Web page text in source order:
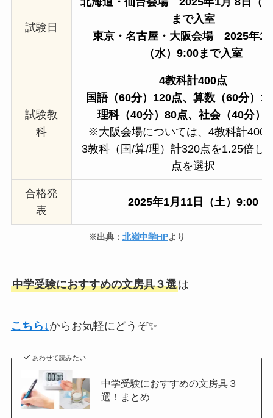
試験日
まで入室
東京・名古屋・大阪会場
2025年1
（水）9:00まで入室
試験教
科
4教科計400点
国語（60分）120点、算数（60分）
理科（40分）80点、社会（40分）
※大阪会場については、4教科計400
3教科（国/算/理）計320点を1.25倍し
点を選択
合格発
表
2025年1月11日（土）9:00
※出典： 北嶺中学HPより
中学受験におすすめの文房具３選は
こちら↓からお気軽にどうぞ✨
あわせて読みたい
中学受験におすすめの文房具３
選！まとめ